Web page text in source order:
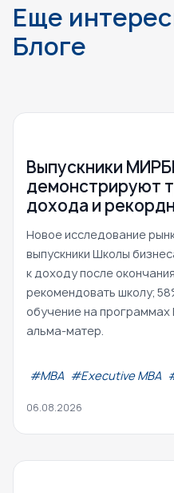
Еще
Блоге
Выпускники
демонстрируют
дохода и
Новое исследование
выпускники Школы
к доходу после
рекомендовать школу;
обучение на программах
альма-матер.
#МВА #Executive MBA
06.08.2026